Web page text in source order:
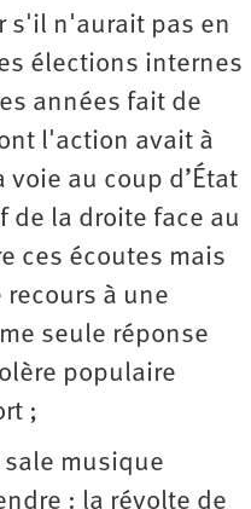
s'il n'aurait pas en
élections internes
années fait de
l'action avait à
au coup d’État
de la droite face au
ces écoutes mais
à une
seule réponse
populaire
;
musique
: la révolte de